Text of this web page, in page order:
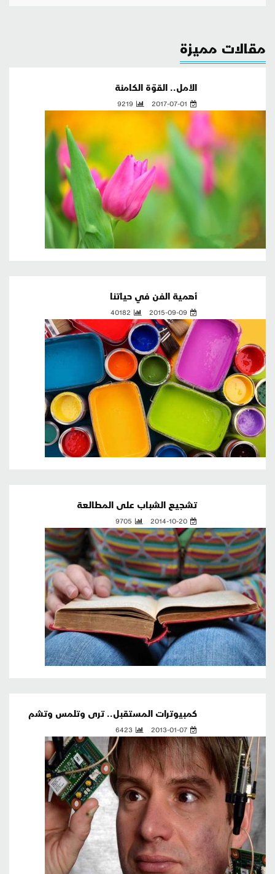
مقالات مميزة
الأمل.. القوّة الكامنة
2017-07-01
9219
أهمية الفن في حياتنا
2015-09-09
40182
تشجيع الشباب على المطالعة
2014-10-20
9705
كمبيوترات المستقبل.. ترى وتلمس وتشم
2013-01-07
6423